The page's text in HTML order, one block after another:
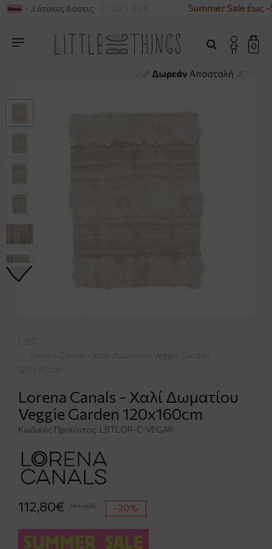
ΓΙΑ ΑΓΟΡΕΣ ΑΝΩ ΤΩΝ 49€ Summer Sale έως -
- 3 άτοκες δόσεις
0
L.B.T.
Lorena Canals - Χαλί Δωματίου Veggie Garden
120x160cm
Lorena Canals - Χαλί Δωματίου
Veggie Garden 120x160cm
Κωδικός Προϊόντος: LBTLΟR-C-VΕGΑR
112,80€ 141,00€ -20%